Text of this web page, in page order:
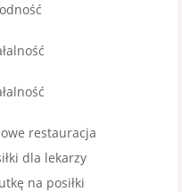
restauracja
dla lekarzy
na posiłki